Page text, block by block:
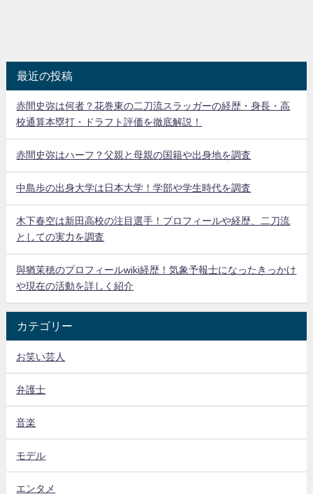
最近の投稿
赤間史弥は何者？花巻東の二刀流スラッガーの経歴・身長・高
校通算本塁打・ドラフト評価を徹底解説！
赤間史弥はハーフ？父親と母親の国籍や出身地を調査
中島歩の出身大学は日本大学！学部や学生時代を調査
木下春空は新田高校の注目選手！プロフィールや経歴、二刀流
としての実力を調査
與猶茉穂のプロフィールwiki経歴！気象予報士になったきっかけ
や現在の活動を詳しく紹介
カテゴリー
お笑い芸人
弁護士
音楽
モデル
エンタメ